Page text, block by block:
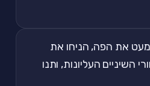
את הפה, הניחו את
השיניים העליונות, ותנו